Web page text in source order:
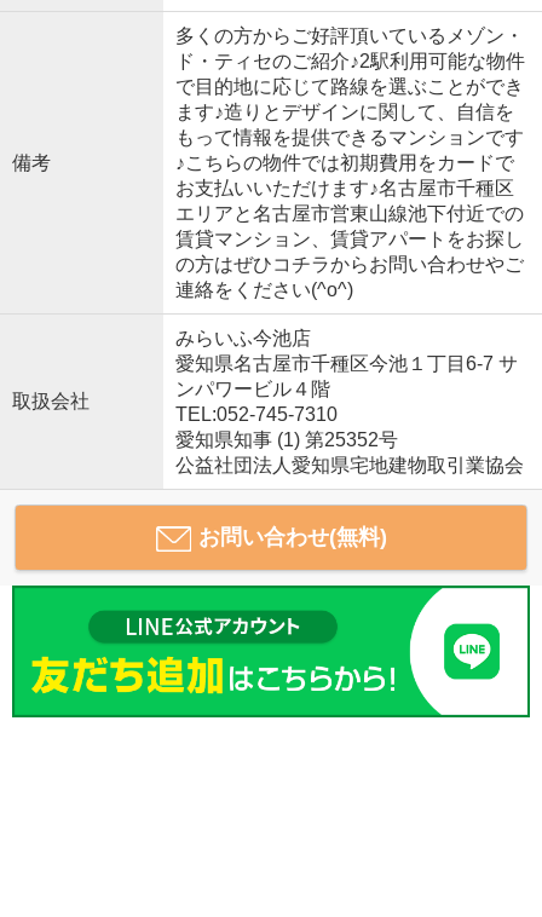
備考
多くの方からご好評頂いているメゾン・
ド・ティセのご紹介♪2駅利用可能な物件
で目的地に応じて路線を選ぶことができ
ます♪造りとデザインに関して、自信を
もって情報を提供できるマンションです
♪こちらの物件では初期費用をカードで
お支払いいただけます♪名古屋市千種区
エリアと名古屋市営東山線池下付近での
賃貸マンション、賃貸アパートをお探し
の方はぜひコチラからお問い合わせやご
連絡をください(^o^)
取扱会社
みらいふ今池店
愛知県名古屋市千種区今池１丁目6-7 サ
ンパワービル４階
TEL:052-745-7310
愛知県知事 (1) 第25352号
公益社団法人愛知県宅地建物取引業協会
お問い合わせ(無料)